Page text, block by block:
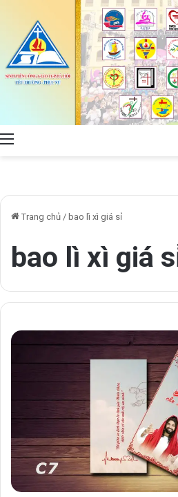
Menu
Trang chủ / bao lì xì giá sỉ
bao lì xì giá